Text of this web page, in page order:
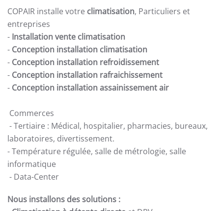
COPAIR installe votre climatisation, Particuliers et
entreprises
- Installation vente climatisation
- Conception installation climatisation
- Conception installation refroidissement
- Conception installation rafraichissement
- Conception installation assainissement air
Commerces
- Tertiaire : Médical, hospitalier, pharmacies, bureaux,
laboratoires, divertissement.
- Température régulée, salle de métrologie, salle
informatique
- Data-Center
Nous installons des solutions :